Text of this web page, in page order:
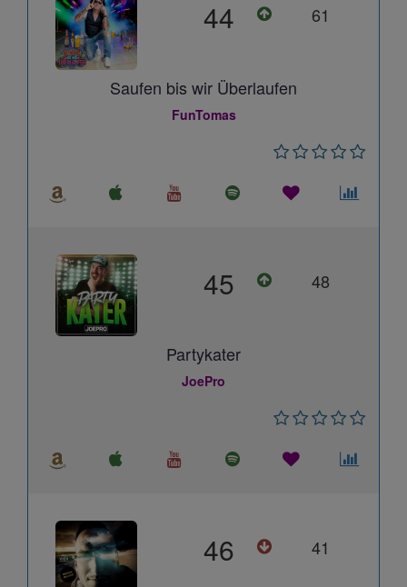
44 61
Saufen bis wir Überlaufen
FunTomas
45 48
Partykater
JoePro
46 41